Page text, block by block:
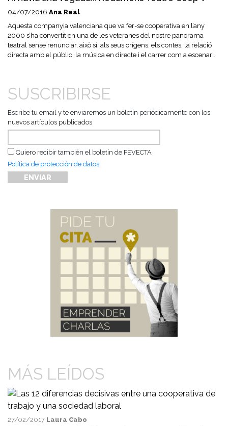
04/07/2016 Ana Real
Aquesta companyia valenciana que va fer-se cooperativa en l’any
2000 s’ha convertit en una de les veteranes del nostre panorama
teatral sense renunciar, això sí, als seus orígens: els contes, la relació
directa amb el públic, la música en directe i el carrer com a escenari.
SUSCRIBIRSE
Escribe tu email y te enviaremos un boletín periódicamente con los
nuevos artículos publicados
Quiero recibir también el boletín de FEVECTA
Política de protección de datos
MÁS LEÍDOS
27/02/2017 Laura Cabo